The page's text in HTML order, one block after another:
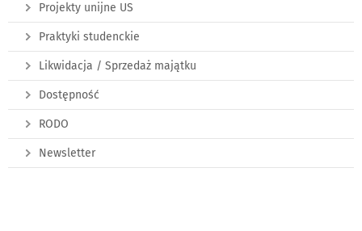
Projekty unijne US
Praktyki studenckie
Likwidacja / Sprzedaż majątku
Dostępność
RODO
Newsletter